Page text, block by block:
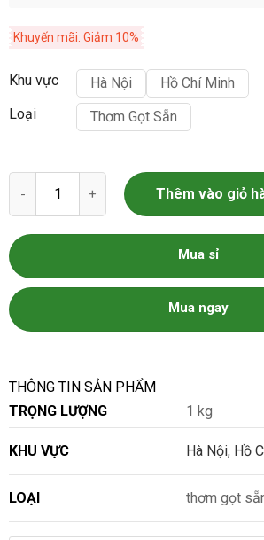
Khuyến mãi: Giảm 10%
Khu vực Hà Nội
Hồ Chí Minh
Loại
Thơm Gọt Sẵn
Dứa Gọt Sẵn - Thơm Gọt Sẵn số lượng
Thêm vào giỏ
Mua sỉ
Mua ngay
THÔNG TIN SẢN PHẨM
TRỌNG LƯỢNG
1 kg
KHU VỰC Hà Nội, Hồ
LOẠI thơm gọt